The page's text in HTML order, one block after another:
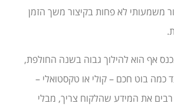
משמעותי לא פחות בקיצור משך הזמן
אף הוא להילוך גבוה בשנה החולפת,
כמה בוט חכם – קולי או טקסטואלי –
את המידע שהלקוח צריך, מבלי